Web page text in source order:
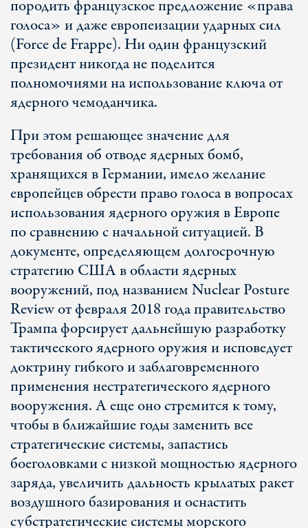
породить французское предложение «права
голоса» и даже европеизации ударных сил
(Force de Frappe). Ни один французский
президент никогда не поделится
полномочиями на использование ключа от
ядерного чемоданчика.
При этом решающее значение для
требования об отводе ядерных бомб,
хранящихся в Германии, имело желание
европейцев обрести право голоса в вопросах
использования ядерного оружия в Европе
по сравнению с начальной ситуацией. В
документе, определяющем долгосрочную
стратегию США в области ядерных
вооружений, под названием Nuclear Posture
Review от февраля 2018 года правительство
Трампа форсирует дальнейшую разработку
тактического ядерного оружия и исповедует
доктрину гибкого и заблаговременного
применения нестратегического ядерного
вооружения. А еще оно стремится к тому,
чтобы в ближайшие годы заменить все
стратегические системы, запастись
боеголовками с низкой мощностью ядерного
заряда, увеличить дальность крылатых ракет
воздушного базирования и оснастить
субстратегические системы морского